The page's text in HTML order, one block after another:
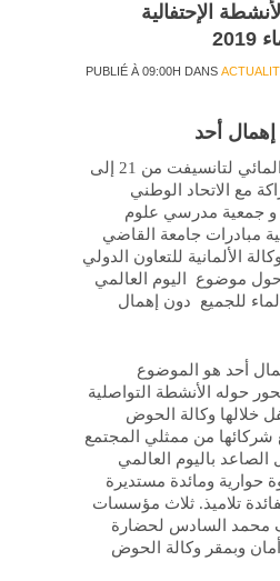
الأنشطة الإحتفالية
PUBLIÉ À 09:00H DANS
أحد
تنظم وكالة الحوض المائي لتانسيفت من 21 إلى
بشراكة مع الاتحاد الوطني
و جمعية مدرسي علوم
مبادرات جامعة القاضي
الألمانية للتعاون الدولي
حول موضوع اليوم العالمي
للجميع دون إهمال
أحد هو الموضوع
حوله الأنشطة التواصلية
خلالها وكالة الحوض
شركائها من ممثلي المجتمع
الصاعد باليوم العالمي
حوارية ومائدة مستديرة
تلاميذ. ثلاث مؤسسات
محمد السادس لحضارة
وبمقر وكالة الحوض